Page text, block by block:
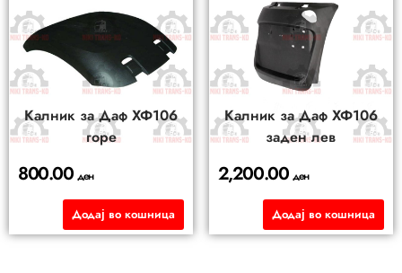
Калник за Даф ХФ106
горе
800.00ден
Додај во кошница
Калник за Даф ХФ106
заден лев
2,200.00 ден
Додај во кошница